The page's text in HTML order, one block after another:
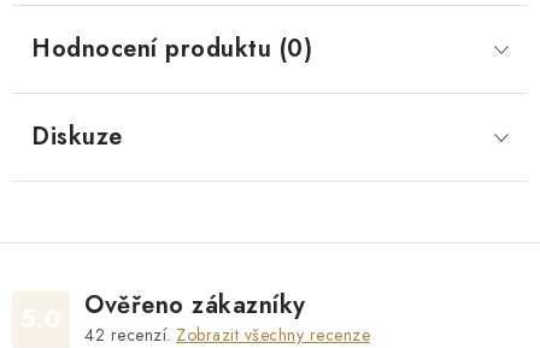
Hodnocení produktu (0)
Diskuze
Ověřeno zákazníky
42 recenzí. Zobrazit všechny recenze